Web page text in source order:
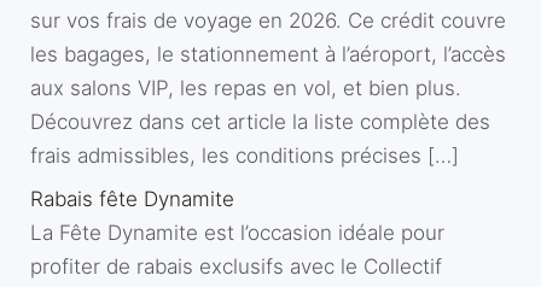
sur vos frais de voyage en 2026. Ce crédit couvre
les bagages, le stationnement à l’aéroport, l’accès
aux salons VIP, les repas en vol, et bien plus.
Découvrez dans cet article la liste complète des
frais admissibles, les conditions précises […]
Rabais fête Dynamite
La Fête Dynamite est l’occasion idéale pour
profiter de rabais exclusifs avec le Collectif